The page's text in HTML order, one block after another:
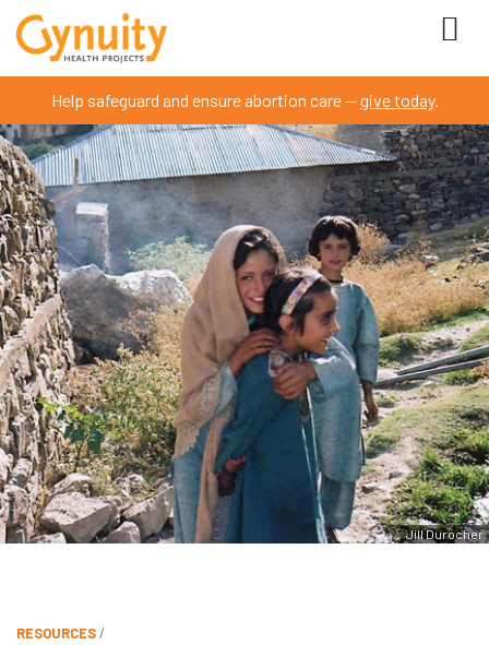
Help safeguard and ensure abortion care —give today.
Jill Durocher
RESOURCES/